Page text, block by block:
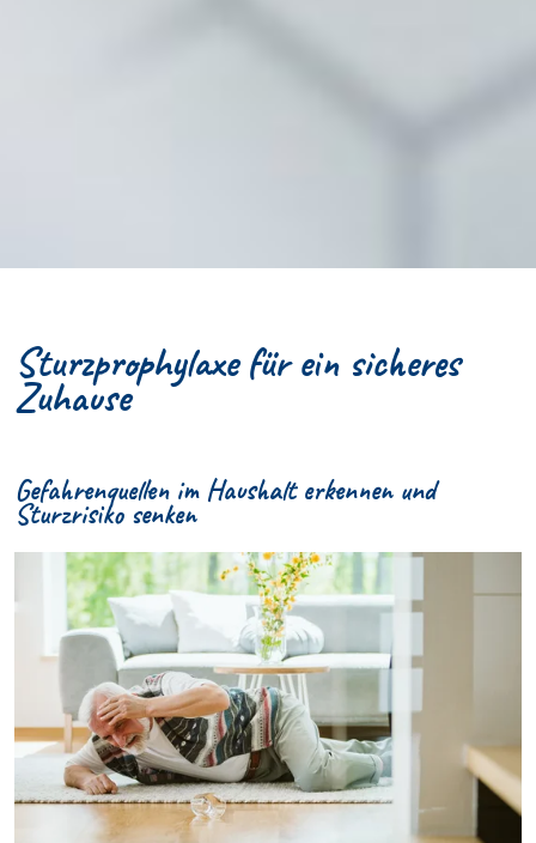
Sturzprophylaxe für ein sicheres
Zuhause
Gefahrenquellen im Haushalt erkennen und
Sturzrisiko senken